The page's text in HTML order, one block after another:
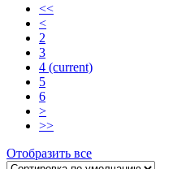
<<
<
2
3
4 (current)
5
6
>
>>
Отобразить все